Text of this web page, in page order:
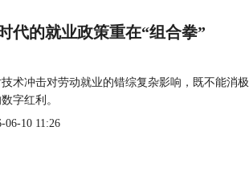
代的就业政策重在“组合拳”
技术冲击对劳动就业的错综复杂影响，既不能消
字红利。
06-10 11:26